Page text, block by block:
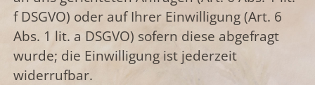
f DSGVO) oder auf Ihrer Einwilligung (Art. 6
Abs. 1 lit. a DSGVO) sofern diese abgefragt
wurde; die Einwilligung ist jederzeit
widerrufbar.